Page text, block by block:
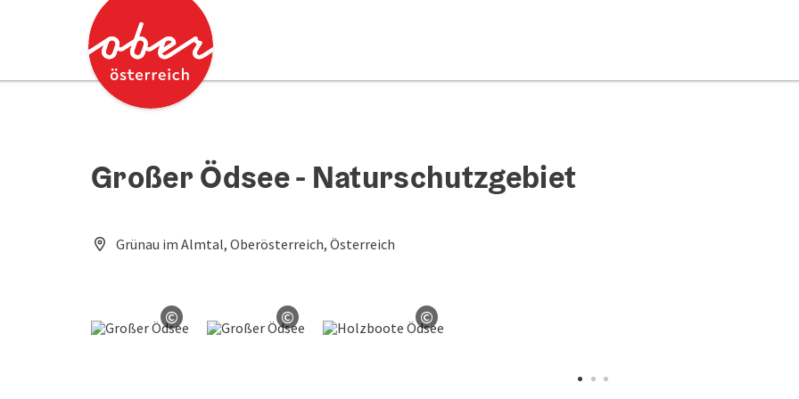
Zum Inhalt
Zum Seitenanfang Accesskey
Großer Ödsee - Naturschutzgebiet
Grünau im Almtal, Oberösterreich, Österreich
©
Copyright öffnen
©
Copyright öffnen
©
Copyright öffnen